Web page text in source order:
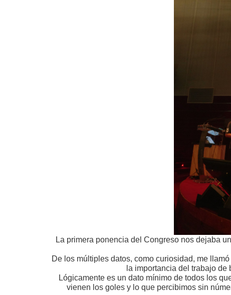
La primera ponencia del Congreso nos dejaba
De los múltiples datos, como curiosidad, me
la importancia del trabajo
Lógicamente es un dato mínimo de todos los
vienen los goles y lo que percibimos sin